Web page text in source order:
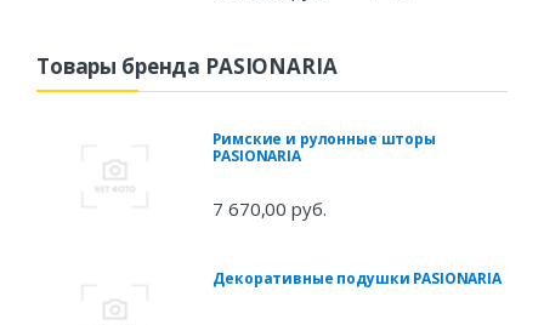
Товары бренда PASIONARIA
Римские и рулонные шторы
PASIONARIA
7 670,00 руб.
Декоративные подушки PASIONARIA